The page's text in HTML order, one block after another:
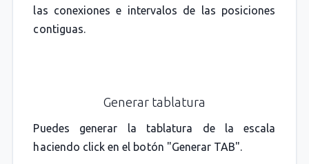
las conexiones e intervalos de las posiciones
contiguas.
Generar tablatura
Puedes generar la tablatura de la escala
haciendo click en el botón "Generar TAB".